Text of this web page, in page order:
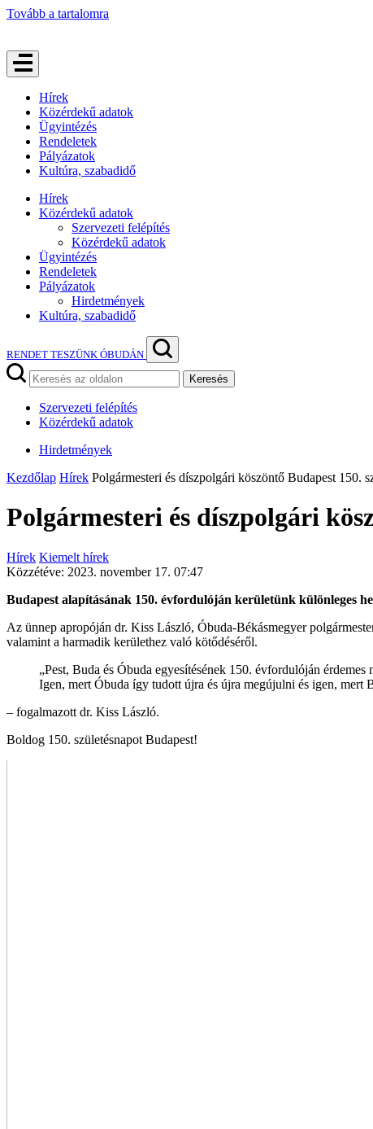
Tovább a tartalomra
Hírek
Közérdekű adatok
Ügyintézés
Rendeletek
Pályázatok
Kultúra, szabadidő
Hírek
Közérdekű adatok
Szervezeti felépítés
Közérdekű adatok
Ügyintézés
Rendeletek
Pályázatok
Hirdetmények
Kultúra, szabadidő
RENDET TESZÜNK ÓBUDÁN
Keresés
Szervezeti felépítés
Közérdekű adatok
Hirdetmények
Kezdőlap Hírek Polgármesteri és díszpolgári köszöntő Budapest 150.
Polgármesteri és díszpolgári
Hírek Kiemelt hírek
Közzétéve: 2023. november 17. 07:47
Budapest alapításának 150. évfordulóján kerületünk különleges
Az ünnep apropóján dr. Kiss László, Óbuda-Békásmegyer
valamint a harmadik kerülethez való kötődéséről.
„Pest, Buda és Óbuda egyesítésének 150. évfordulóján
Igen, mert Óbuda így tudott újra és újra megújulni és igen, mert
– fogalmazott dr. Kiss László.
Boldog 150. születésnapot Budapest!